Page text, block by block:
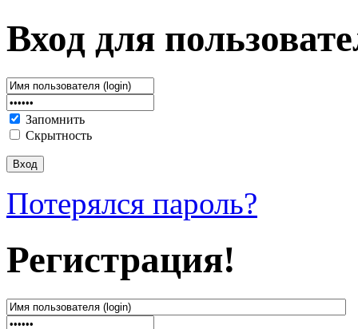
Вход для
Запомнить
Скрытность
Потерялся пароль?
Регистрация!